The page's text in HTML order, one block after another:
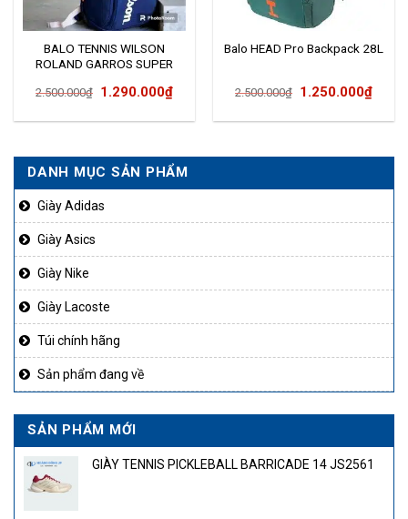
DANH MỤC SẢN PHẨM
Giày Adidas
Giày Asics
Giày Nike
Giày Lacoste
Túi chính hãng
Sản phẩm đang về
SẢN PHẨM MỚI
GIÀY TENNIS PICKLEBALL BARRICADE 14 JS2561
BALO TENNIS WILSON
ROLAND GARROS SUPER
2.500.000₫ Giá
2.500.000₫.
1.290.000₫Giá
là:
1.290.000₫.
Balo HEAD Pro Backpack 28L
2.500.000₫ Giá
2.500.000₫.
1.250.000₫Giá
là: